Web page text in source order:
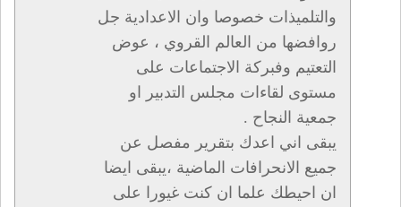
والتلميذات خصوصا وان الاعدادية جل
روافضها من العالم القروي ، عوض
التعتيم وفبركة الاجتماعات على
مستوى لقاءات مجلس التدبير او
جمعية النجاح .
يبقى اني اعدك بتقرير مفصل عن
جميع الانحرافات الماضية ،يبقى ايضا
ان احيطك علما ان كنت غيورا على